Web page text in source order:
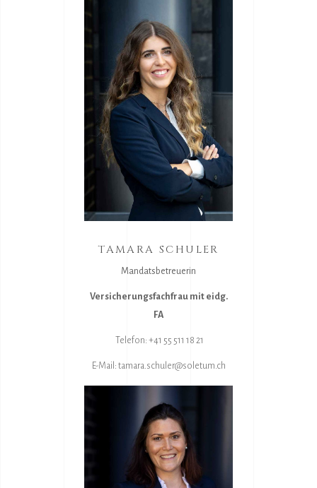
TAMARA SCHULER
Mandatsbetreuerin
Versicherungsfachfrau mit eidg.
FA
Telefon: +41 55 511 18 21
E-Mail: tamara.schuler@soletum.ch